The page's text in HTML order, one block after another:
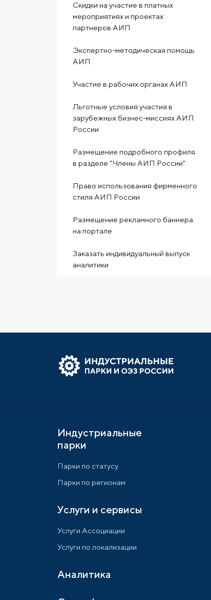
Скидки на участие в платных
мероприятиях и проектах
партнеров АИП
Экспертно-методическая помощь
АИП
Участие в рабочих органах АИП
Льготные условия участия в
зарубежных бизнес-миссиях АИП
России
Размещение подробного профиля
в разделе "Члены АИП России"
Право использования фирменного
стиля АИП России
Размещение рекламного баннера
на портале
Заказать индивидуальный выпуск
аналитики
Индустриальные
парки
Парки по статусу
Парки по регионам
Услуги и сервисы
Услуги Ассоциации
Услуги по локализации
Аналитика